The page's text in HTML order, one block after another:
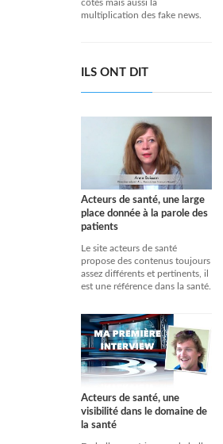
côtés mais aussi la
multiplication des fake news.
ILS ONT DIT
Acteurs de santé, une large
place donnée à la parole des
patients
Le site acteurs de santé
propose des contenus toujours
assez différents et pertinents, il
est une référence dans la santé.
Acteurs de santé, une
visibilité dans le domaine de
la santé